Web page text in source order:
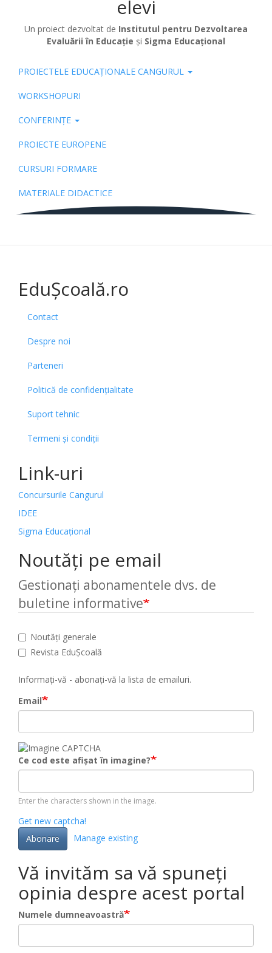
elevi
Un proiect dezvoltat de Institutul pentru Dezvoltarea
Evaluării în Educație și Sigma Educațional
Pub
PROIECTELE EDUCAȚIONALE CANGURUL
WORKSHOPURI
CONFERINȚE
PROIECTE EUROPENE
CURSURI FORMARE
MATERIALE DIDACTICE
EduȘcoală.ro
Contact
Despre noi
Parteneri
Politică de confidențialitate
Suport tehnic
Termeni și condiții
Link-uri
Concursurile Cangurul
IDEE
Sigma Educațional
Noutăți pe email
Gestionați abonamentele dvs. de
buletine informative
Noutăți generale
Revista EduȘcoală
Informați-vă - abonați-vă la lista de emailuri.
Email
Ce cod este afișat în imagine?
Enter the characters shown in the image.
Get new captcha!
Abonare
Manage existing
Vă invităm sa vă spuneți
opinia despre acest portal
Numele dumneavoastră